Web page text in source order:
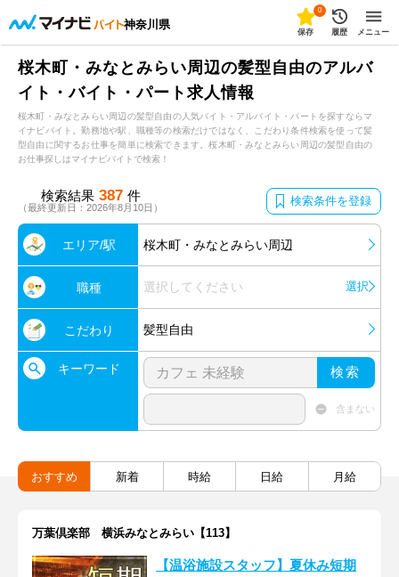
神奈川県
0
保存 履歴 メニュー
桜木町・みなとみらい周辺の髪型自由のアルバ
イト・バイト・パート求人情報
桜木町・みなとみらい周辺の髪型自由の人気バイト・アルバイト・パートを探すならマ
イナビバイト。勤務地や駅、職種等の検索だけではなく、こだわり条件検索を使って髪
型自由に関するお仕事を簡単に検索できます。桜木町・みなとみらい周辺の髪型自由の
お仕事探しはマイナビバイトで検索！
検索結果 387 件
（最終更新日：2026年8月10日） 検索条件を登録
エリア/駅 桜木町・みなとみらい周辺
職種 選択してください 選択
こだわり 髪型自由
キーワード 検索
含まない
おすすめ 新着 時給 日給 月給
万葉倶楽部 横浜みなとみらい【113】
【温浴施設スタッフ】夏休み短期